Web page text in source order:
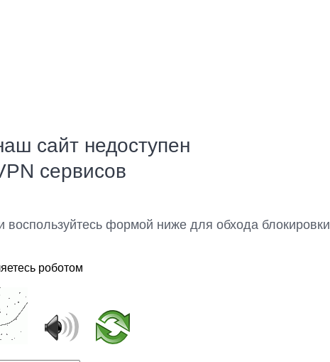
сайт недоступен
сервисов
воспользуйтесь формой ниже для обхода блокировки
роботом